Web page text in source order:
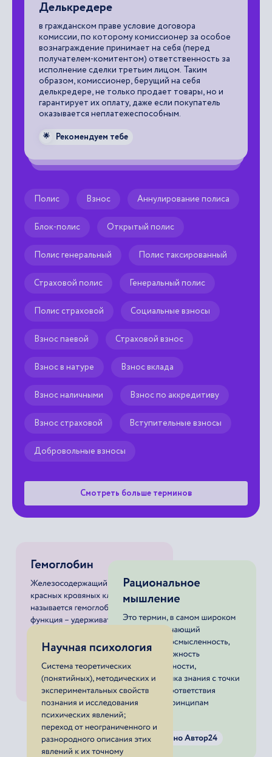
Делькредере
в гражданском праве условие договора
комиссии, по которому комиссионер за особое
вознаграждение принимает на себя (перед
получателем-комитентом) ответственность за
исполнение сделки третьим лицом. Таким
образом, комиссионер, берущий на себя
делькредере, не только продает товары, но и
гарантирует их оплату, даже если покупатель
оказывается неплатежеспособным.
🌟 Рекомендуем тебе
Полис Взнос Аннулирование полиса
Блок-полис Открытый полис
Полис генеральный Полис таксированный
Страховой полис Генеральный полис
Полис страховой Социальные взносы
Взнос паевой Страховой взнос
Взнос в натуре Взнос вклада
Взнос наличными Взнос по аккредитиву
Взнос страховой Вступительные взносы
Добровольные взносы
Смотреть больше терминов